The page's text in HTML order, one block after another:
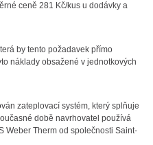
ceně 281 Kč/kus u dodávky a
by tento požadavek přímo
náklady obsažené v jednotkových
zateplovací systém, který splňuje
době navrhovatel používá
Weber Therm od společnosti Saint-